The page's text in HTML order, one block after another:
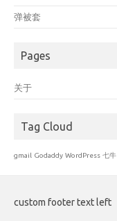
弹被套
Pages
关于
Tag Cloud
gmail Godaddy WordPress 七牛
custom footer text left